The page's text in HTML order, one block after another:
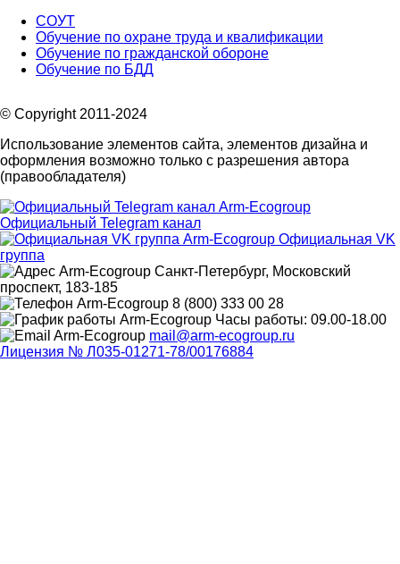
СОУТ
Обучение по охране труда и квалификации
Обучение по гражданской обороне
Обучение по БДД
© Copyright 2011-2024
Использование элементов сайта, элементов дизайна и
оформления возможно только с разрешения автора
(правообладателя)
Официальный Telegram канал
Официальная VK
группа
Санкт-Петербург, Московский
проспект, 183-185
8 (800) 333 00 28
Часы работы: 09.00-18.00
mail@arm-ecogroup.ru
Лицензия № Л035-01271-78/00176884